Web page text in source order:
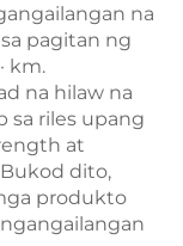
na
pagitan ng
km.
na hilaw na
sa riles upang
at
dito,
produkto